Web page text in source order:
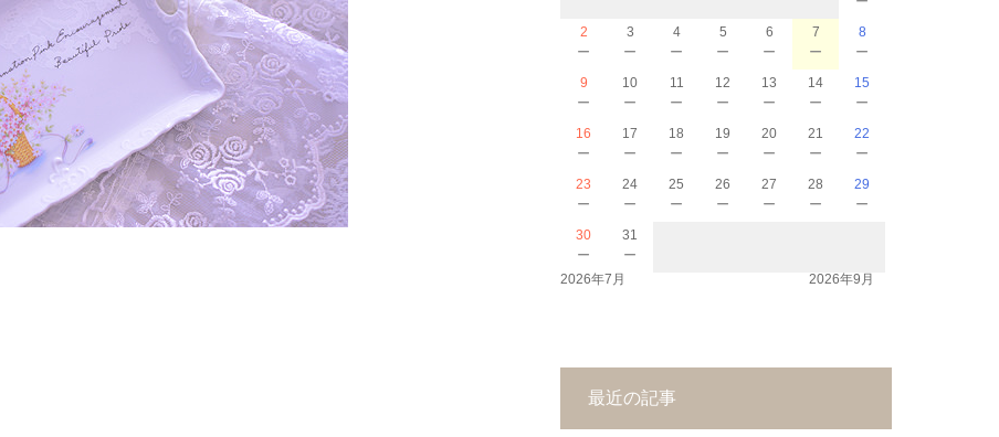
2
－
3
－
4
－
5
－
6
－
7
－
8
－
9
－
10
－
11
－
12
－
13
－
14
－
15
－
16
－
17
－
18
－
19
－
20
－
21
－
22
－
23
－
24
－
25
－
26
－
27
－
28
－
29
－
30
－
31
－
2026年7月 2026年9月
最近の記事